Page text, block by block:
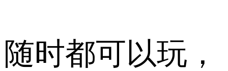
随时都可以玩，